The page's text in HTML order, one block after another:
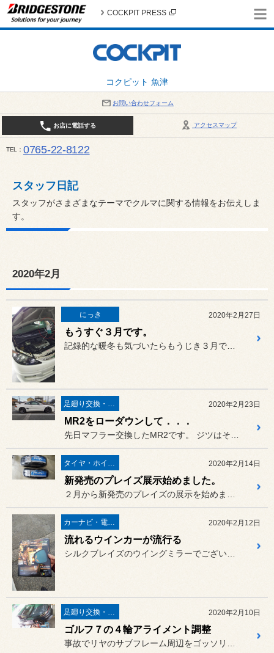
コクピット 魚津
COCKPIT PRESS
お問い合わせフォーム
アクセスマップ
お店に電話する
TEL 0765-22-8122
スタッフ日記
スタッフがさまざまなテーマでクルマに関する情報をお伝えしま
す。
2020年2月
にっき 2020年2月27日
もうすぐ３月です。
足廻り交換・４輪アライメント調整 2020年2月23日
MR2をローダウンして．．．
先日マフラー交換したMR2です。 ジツはその時に、オーナーさんから...
タイヤ・ホイール 2020年2月14日
新発売のプレイズ展示始めました。
２月から新発売のプレイズの展示を始めました。
カーナビ・電装品 2020年2月12日
流れるウインカーが流行る
シルクブレイズのウイングミラーでございます。
2020年2月10日
ゴルフ７の４輪アライメント調整